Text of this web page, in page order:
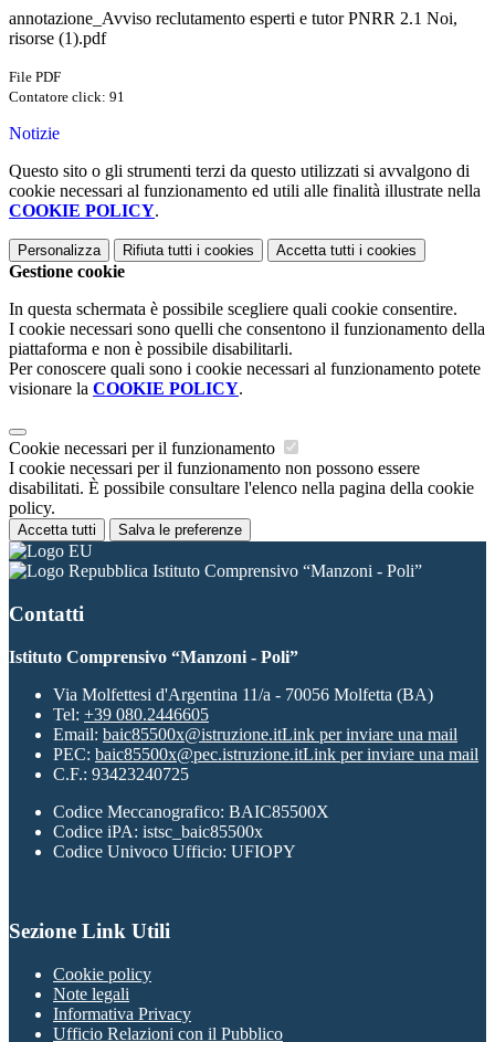
annotazione_Avviso reclutamento esperti e tutor PNRR 2.1 Noi,
risorse (1).pdf
File PDF
Contatore click: 91
Notizie
Questo sito o gli strumenti terzi da questo utilizzati si avvalgono di
cookie necessari al funzionamento ed utili alle finalità illustrate nella
COOKIE POLICY.
Personalizza Rifiuta tutti i cookies Accetta tutti i cookies
Gestione cookie
In questa schermata è possibile scegliere quali cookie consentire.
I cookie necessari sono quelli che consentono il funzionamento della
piattaforma e non è possibile disabilitarli.
Per conoscere quali sono i cookie necessari al funzionamento potete
visionare la COOKIE POLICY.
Cookie necessari per il funzionamento
I cookie necessari per il funzionamento non possono essere
disabilitati. È possibile consultare l'elenco nella pagina della cookie
policy.
Accetta tutti Salva le preferenze
Istituto Comprensivo “Manzoni - Poli”
Contatti
Istituto Comprensivo “Manzoni - Poli”
Via Molfettesi d'Argentina 11/a - 70056 Molfetta (BA)
Tel: +39 080.2446605
Email: baic85500x@istruzione.itLink per inviare una mail
PEC: baic85500x@pec.istruzione.itLink per inviare una mail
C.F.: 93423240725
Codice Meccanografico: BAIC85500X
Codice iPA: istsc_baic85500x
Codice Univoco Ufficio: UFIOPY
Sezione Link Utili
Cookie policy
Note legali
Informativa Privacy
Ufficio Relazioni con il Pubblico